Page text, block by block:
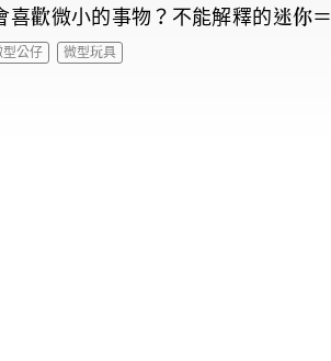
喜歡微小的事物？ 不能解釋的迷你＝
型公仔 微型玩具